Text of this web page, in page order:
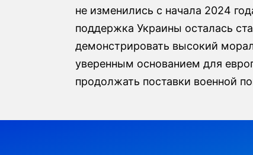
не изменились с начала 2024
поддержка Украины осталась
демонстрировать высокий
уверенным основанием для
продолжать поставки военной